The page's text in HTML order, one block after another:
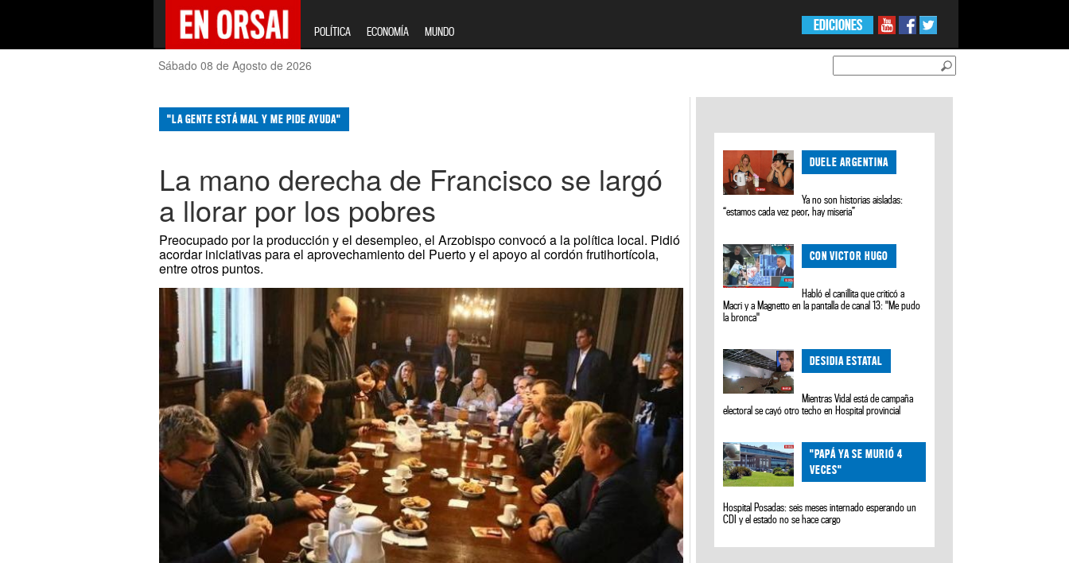
POLÍTICA ECONOMÍA MUNDO EDICIONES
Sábado 08 de Agosto de 2026
"LA GENTE ESTÁ MAL Y ME PIDE AYUDA"
La mano derecha de Francisco se largó
a llorar por los pobres
Preocupado por la producción y el desempleo, el Arzobispo convocó a la política local. Pidió
acordar iniciativas para el aprovechamiento del Puerto y el apoyo al cordón frutihortícola,
entre otros puntos.
DUELE ARGENTINA
Ya no son historias aisladas:
“estamos cada vez peor, hay miseria”
CON VICTOR HUGO
Habló el canillita que criticó a
Macri y a Magnetto en la pantalla de canal 13: "Me pudo
la bronca"
DESIDIA ESTATAL
Mientras Vidal está de campaña
electoral se cayó otro techo en Hospital provincial
"PAPÁ YA SE MURIÓ 4
VECES"
Hospital Posadas: seis meses internado esperando un
CDI y el estado no se hace cargo